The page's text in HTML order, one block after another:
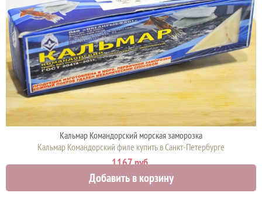
Кальмар Командорский морская заморозка
Кальмар Командорский филе купить в Санкт-Петербурге
1167 руб.
Добавить в корзину